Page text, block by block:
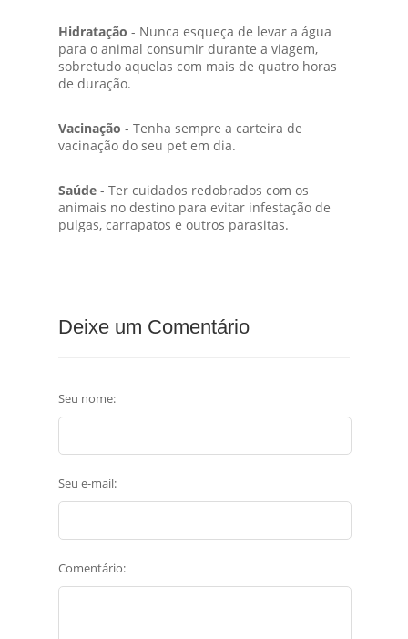
Hidratação - Nunca esqueça de levar a água
para o animal consumir durante a viagem,
sobretudo aquelas com mais de quatro horas
de duração.
Vacinação - Tenha sempre a carteira de
vacinação do seu pet em dia.
Saúde - Ter cuidados redobrados com os
animais no destino para evitar infestação de
pulgas, carrapatos e outros parasitas.
Deixe um Comentário
Seu nome:
Seu e-mail:
Comentário: